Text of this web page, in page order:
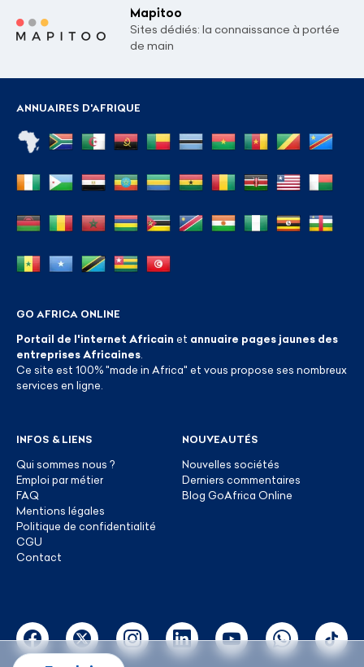
Mapitoo
Sites dédiés: la connaissance à portée
de main
ANNUAIRES D'AFRIQUE
GO AFRICA ONLINE
Portail de l'internet Africain et annuaire pages jaunes des
entreprises Africaines
Ce site est 100% "made in Africa" et vous propose ses nombreux
services en ligne.
INFOS & LIENS
Qui sommes nous ?
Emploi par métier
FAQ
Mentions légales
Politique de confidentialité
CGU
Contact
NOUVEAUTÉS
Nouvelles sociétés
Derniers commentaires
Blog GoAfrica Online